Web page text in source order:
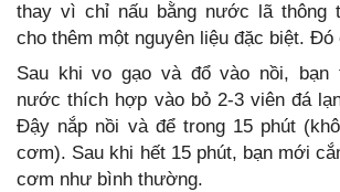
thay vì chỉ nấu bằng nước lã thông
cho thêm một nguyên liệu đặc biệt. Đó
Sau khi vo gạo và đổ vào nồi, bạn
nước thích hợp vào bỏ 2-3 viên đá
Đậy nắp nồi và để trong 15 phút
cơm). Sau khi hết 15 phút, bạn mới
cơm như bình thường.